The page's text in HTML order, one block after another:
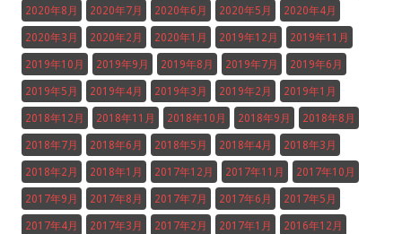
2020年8月 2020年7月 2020年6月 2020年5月 2020年4月
2020年3月 2020年2月 2020年1月 2019年12月 2019年11月
2019年10月 2019年9月 2019年8月 2019年7月 2019年6月
2019年5月 2019年4月 2019年3月 2019年2月 2019年1月
2018年12月 2018年11月 2018年10月 2018年9月 2018年8月
2018年7月 2018年6月 2018年5月 2018年4月 2018年3月
2018年2月 2018年1月 2017年12月 2017年11月 2017年10月
2017年9月 2017年8月 2017年7月 2017年6月 2017年5月
2017年4月 2017年3月 2017年2月 2017年1月 2016年12月